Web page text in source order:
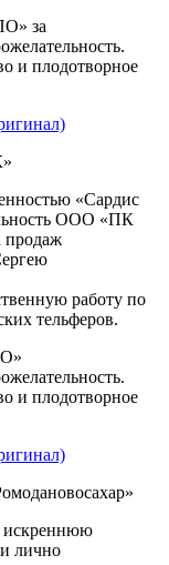
за
и плодотворное
«Сардис
ООО «ПК
продаж
работу по
тельферов.
и плодотворное
искреннюю
лично